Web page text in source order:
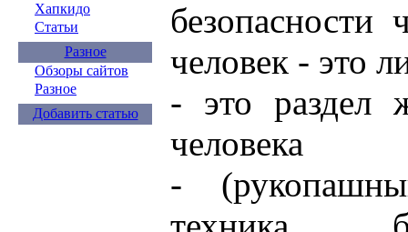
Хапкидо
Статьи
Разное
Обзоры сайтов
Разное
Добавить статью
человек - это
- это раздел
человека
-